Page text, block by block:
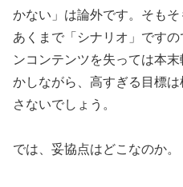
かない」は論外です。そも
あくまで「シナリオ」です
ンコンテンツを失っては本
かしながら、高すぎる目標
さないでしょう。
では、妥協点はどこなのか。